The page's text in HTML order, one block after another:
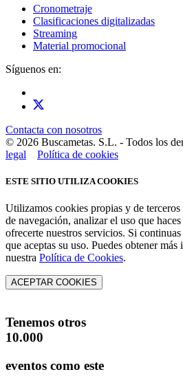
Cronometraje
Clasificaciones digitalizadas
Streaming
Material promocional
Síguenos en:
Contacta con nosotros
© 2026 Buscametas. S.L. - Todos los
legal
Política de cookies
ESTE SITIO UTILIZA COOKIES
Utilizamos cookies propias y de
de navegación, analizar el uso que
ofrecerte nuestros servicios. Si
que aceptas su uso. Puedes obtener
nuestra Política de Cookies.
ACEPTAR COOKIES
Tenemos otros
10.000
eventos como este